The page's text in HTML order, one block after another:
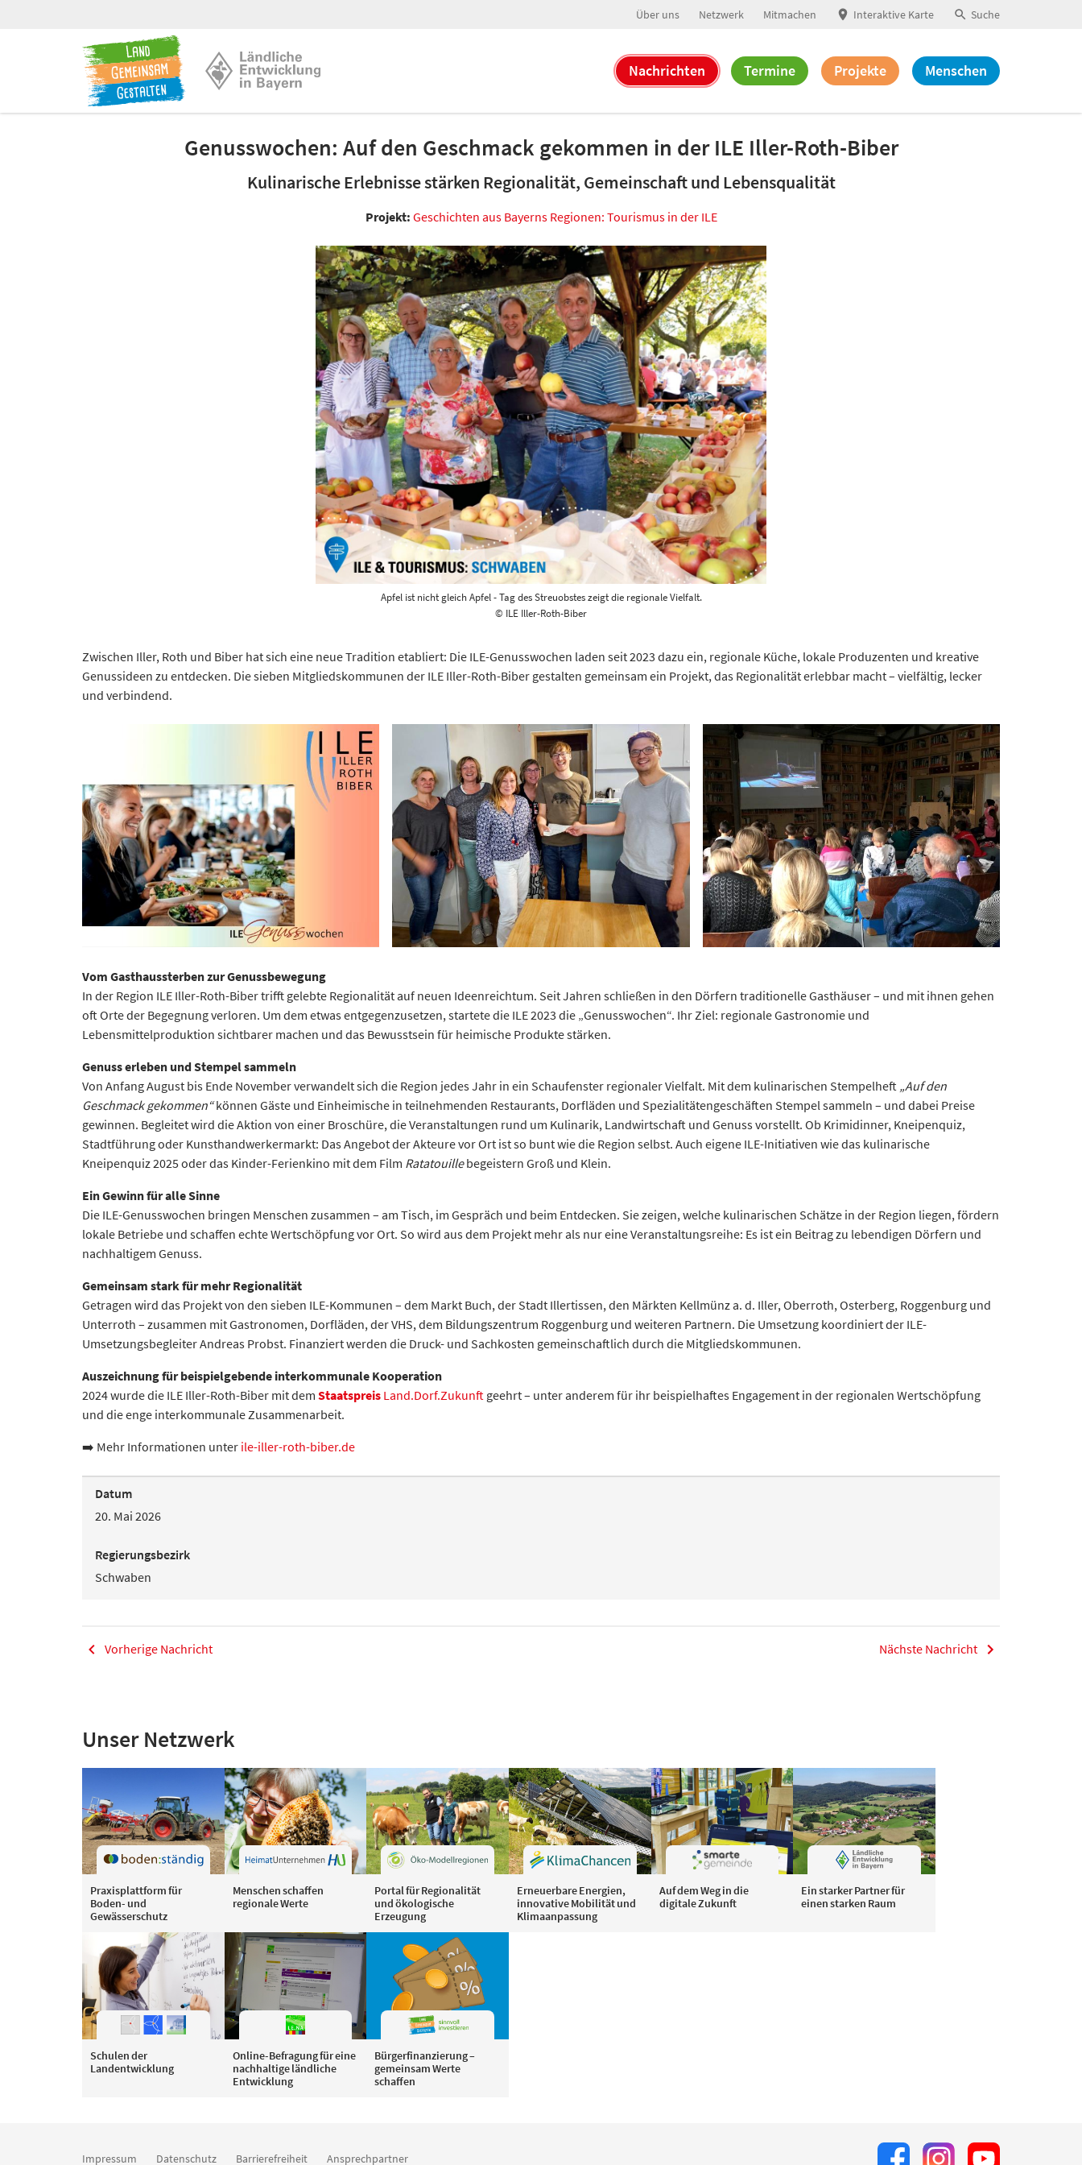
Über uns Netzwerk Mitmachen Interaktive Karte Suche
Nachrichten Termine Projekte Menschen
Genusswochen: Auf den Geschmack gekommen in der ILE Iller-Roth-Biber
Kulinarische Erlebnisse stärken Regionalität, Gemeinschaft und Lebensqualität
Projekt: Geschichten aus Bayerns Regionen: Tourismus in der ILE
Apfel ist nicht gleich Apfel - Tag des Streuobstes zeigt die regionale Vielfalt.
© ILE Iller-Roth-Biber
Zwischen Iller, Roth und Biber hat sich eine neue Tradition etabliert: Die ILE-Genusswochen laden seit 2023 dazu ein, regionale Küche, lokale Produzenten und kreative
Genussideen zu entdecken. Die sieben Mitgliedskommunen der ILE Iller-Roth-Biber gestalten gemeinsam ein Projekt, das Regionalität erlebbar macht – vielfältig, lecker
und verbindend.
Vom Gasthaussterben zur Genussbewegung
In der Region ILE Iller-Roth-Biber trifft gelebte Regionalität auf neuen Ideenreichtum. Seit Jahren schließen in den Dörfern traditionelle Gasthäuser – und mit ihnen gehen
oft Orte der Begegnung verloren. Um dem etwas entgegenzusetzen, startete die ILE 2023 die „Genusswochen“. Ihr Ziel: regionale Gastronomie und
Lebensmittelproduktion sichtbarer machen und das Bewusstsein für heimische Produkte stärken.
Genuss erleben und Stempel sammeln
Von Anfang August bis Ende November verwandelt sich die Region jedes Jahr in ein Schaufenster regionaler Vielfalt. Mit dem kulinarischen Stempelheft „Auf den
Geschmack gekommen“können Gäste und Einheimische in teilnehmenden Restaurants, Dorfläden und Spezialitätengeschäften Stempel sammeln – und dabei Preise
gewinnen. Begleitet wird die Aktion von einer Broschüre, die Veranstaltungen rund um Kulinarik, Landwirtschaft und Genuss vorstellt. Ob Krimidinner, Kneipenquiz,
Stadtführung oder Kunsthandwerkermarkt: Das Angebot der Akteure vor Ort ist so bunt wie die Region selbst. Auch eigene ILE-Initiativen wie das kulinarische
Kneipenquiz 2025 oder das Kinder-Ferienkino mit dem Film Ratatouillebegeistern Groß und Klein.
Ein Gewinn für alle Sinne
Die ILE-Genusswochen bringen Menschen zusammen – am Tisch, im Gespräch und beim Entdecken. Sie zeigen, welche kulinarischen Schätze in der Region liegen, fördern
lokale Betriebe und schaffen echte Wertschöpfung vor Ort. So wird aus dem Projekt mehr als nur eine Veranstaltungsreihe: Es ist ein Beitrag zu lebendigen Dörfern und
nachhaltigem Genuss.
Gemeinsam stark für mehr Regionalität
Getragen wird das Projekt von den sieben ILE-Kommunen – dem Markt Buch, der Stadt Illertissen, den Märkten Kellmünz a. d. Iller, Oberroth, Osterberg, Roggenburg und
Unterroth – zusammen mit Gastronomen, Dorfläden, der VHS, dem Bildungszentrum Roggenburg und weiteren Partnern. Die Umsetzung koordiniert der ILE-
Umsetzungsbegleiter Andreas Probst. Finanziert werden die Druck- und Sachkosten gemeinschaftlich durch die Mitgliedskommunen.
Auszeichnung für beispielgebende interkommunale Kooperation
2024 wurde die ILE Iller-Roth-Biber mit dem Staatspreis Land.Dorf.Zukunft geehrt – unter anderem für ihr beispielhaftes Engagement in der regionalen Wertschöpfung
und die enge interkommunale Zusammenarbeit.
➡️ Mehr Informationen unter ile-iller-roth-biber.de
Datum
20. Mai 2026
Regierungsbezirk
Schwaben
Vorherige Nachricht Nächste Nachricht
Unser Netzwerk
Praxisplattform für
Boden- und
Gewässerschutz
Menschen schaffen
regionale Werte
Portal für Regionalität
und ökologische
Erzeugung
Erneuerbare Energien,
innovative Mobilität und
Klimaanpassung
Auf dem Weg in die
digitale Zukunft
Ein starker Partner für
einen starken Raum
Schulen der
Landentwicklung
Online-Befragung für eine
nachhaltige ländliche
Entwicklung
Bürgerfinanzierung –
gemeinsam Werte
schaffen
Impressum Datenschutz Barrierefreiheit Ansprechpartner